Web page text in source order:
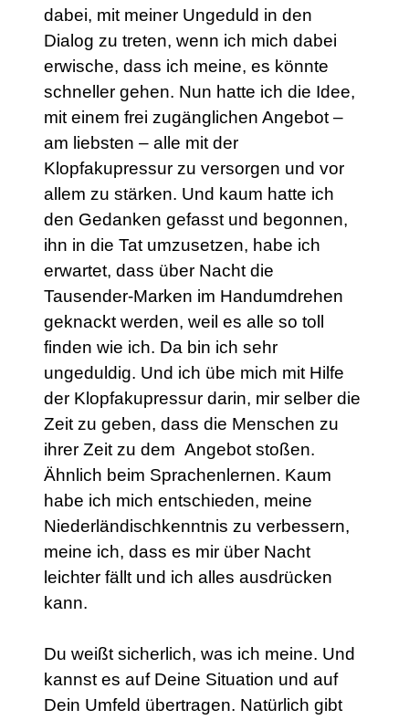
dabei, mit meiner Ungeduld in den
Dialog zu treten, wenn ich mich dabei
erwische, dass ich meine, es könnte
schneller gehen. Nun hatte ich die Idee,
mit einem frei zugänglichen Angebot –
am liebsten – alle mit der
Klopfakupressur zu versorgen und vor
allem zu stärken. Und kaum hatte ich
den Gedanken gefasst und begonnen,
ihn in die Tat umzusetzen, habe ich
erwartet, dass über Nacht die
Tausender-Marken im Handumdrehen
geknackt werden, weil es alle so toll
finden wie ich. Da bin ich sehr
ungeduldig. Und ich übe mich mit Hilfe
der Klopfakupressur darin, mir selber die
Zeit zu geben, dass die Menschen zu
ihrer Zeit zu dem Angebot stoßen.
Ähnlich beim Sprachenlernen. Kaum
habe ich mich entschieden, meine
Niederländischkenntnis zu verbessern,
meine ich, dass es mir über Nacht
leichter fällt und ich alles ausdrücken
kann.
Du weißt sicherlich, was ich meine. Und
kannst es auf Deine Situation und auf
Dein Umfeld übertragen. Natürlich gibt